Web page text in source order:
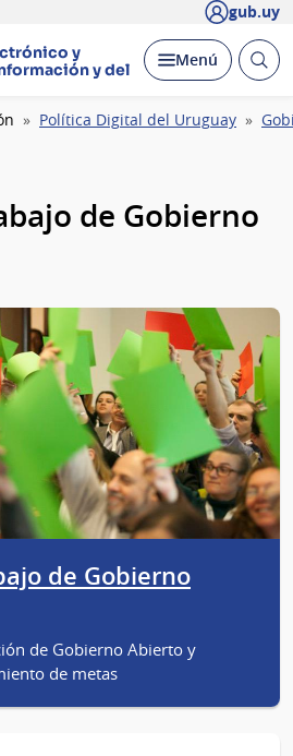
gub.uy
y
y del
Desplegar
Menú Abrir
Política Digital del Uruguay
de Gobierno
de Gobierno
de Gobierno Abierto y
de metas